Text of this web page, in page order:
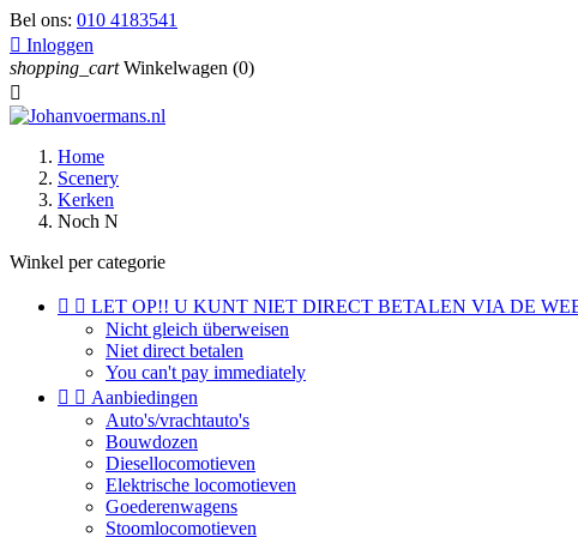
Bel ons: 010 4183541
 Inloggen
shopping_cart Winkelwagen (0)

Home
Scenery
Kerken
Noch N
Winkel per categorie
  LET OP!! U KUNT NIET DIRECT BETALEN VIA DE
Nicht gleich überweisen
Niet direct betalen
You can't pay immediately
  Aanbiedingen
Auto's/vrachtauto's
Bouwdozen
Diesellocomotieven
Elektrische locomotieven
Goederenwagens
Stoomlocomotieven